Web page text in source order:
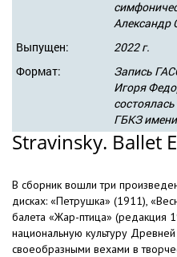
Александр
Выпущен:
2022 г.
Формат:
Запись
Игоря
ГБКЗ
Stravinsky. Ballet
В сборник вошли три
дисках: «Петрушка» (1911),
балета «Жар-птица» (редакция
национальную культуру Древней
своеобразными вехами в